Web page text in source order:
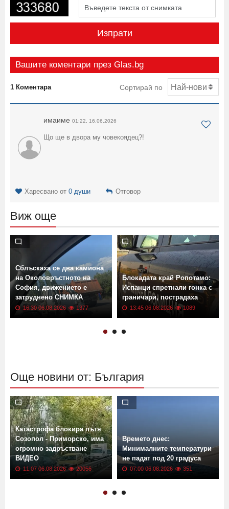
Изпрати
Вашите коментари през Glas.bg
1 Коментара Сортирай по
имаиме 01:22, 16.06.2026
Що ще в двора му човекоядец?!
Харесвано от 0 души Отговор
Виж още
Сблъскаха се два камиона
на Околовръстното на
София, движението е
затруднено СНИМКА
16:30 06.08.2026 1377
Блокадата край Ропотамо:
Испанци спретнали гонка с
граничари, пострадаха
13:45 06.08.2026 1089
Още новини от: България
Катастрофа блокира пътя
Созопол - Приморско, има
огромно задръстване
ВИДЕО
11:07 06.08.2026 20056
Времето днес:
Минималните температури
не падат под 20 градуса
07:00 06.08.2026 351